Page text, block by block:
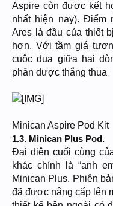
Aspire còn được kết
nhất hiện nay). Điểm
Ares là đầu của thiết
hơn. Với tầm giá
cuộc đua giữa hai
phân được thắng thua
Minican Aspire Pod Kit
1.3. Minican Plus Pod.
Đại diện cuối cùng
khác chính là “anh
Minican Plus. Phiên
đã được nâng cấp lên